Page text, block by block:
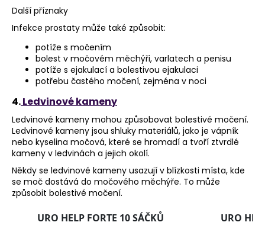
Další příznaky
Infekce prostaty může také způsobit:
potíže s močením
bolest v močovém měchýři, varlatech a penisu
potíže s ejakulací a bolestivou ejakulaci
potřebu častého močení, zejména v noci
4.Ledvinové kameny
Ledvinové kameny mohou způsobovat bolestivé močení.
Ledvinové kameny jsou shluky materiálů, jako je vápník
nebo kyselina močová, které se hromadí a tvoří ztvrdlé
kameny v ledvinách a jejich okolí.
Někdy se ledvinové kameny usazují v blízkosti místa, kde
se moč dostává do močového měchýře. To může
způsobit bolestivé močení.